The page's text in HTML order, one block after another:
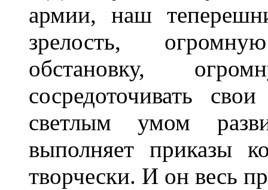
армии, наш
зрелость,
обстановку,
сосредоточивать
светлым умом
выполняет приказы
творчески. И он весь